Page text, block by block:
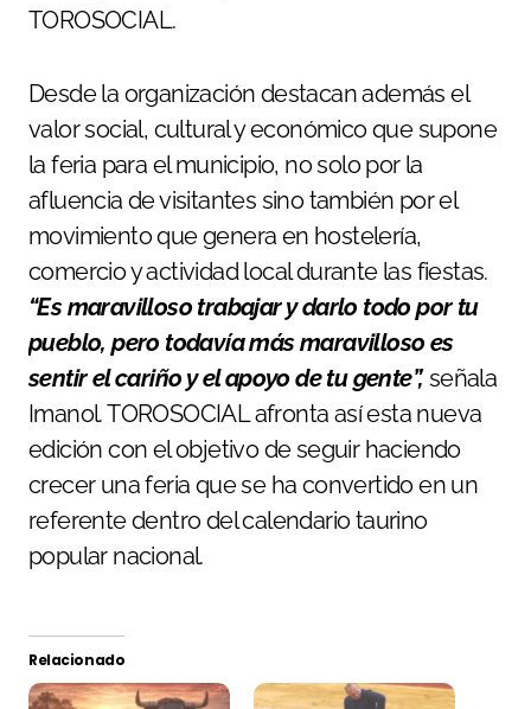
TOROSOCIAL.
Desde la organización destacan además el
valor social, cultural y económico que supone
la feria para el municipio, no solo por la
afluencia de visitantes sino también por el
movimiento que genera en hostelería,
comercio y actividad local durante las fiestas.
“Es maravilloso trabajar y darlo todo por tu
pueblo, pero todavía más maravilloso es
sentir el cariño y el apoyo de tu gente”, señala
Imanol. TOROSOCIAL afronta así esta nueva
edición con el objetivo de seguir haciendo
crecer una feria que se ha convertido en un
referente dentro del calendario taurino
popular nacional.
Relacionado